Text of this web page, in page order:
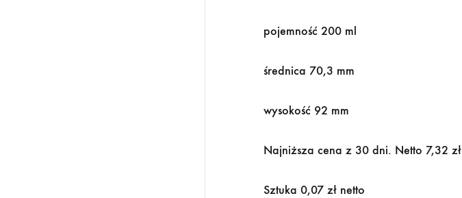
pojemność 200 ml
średnica 70,3 mm
wysokość 92 mm
Najniższa cena z 30 dni. Netto 7,32 zł
Sztuka 0,07 zł netto